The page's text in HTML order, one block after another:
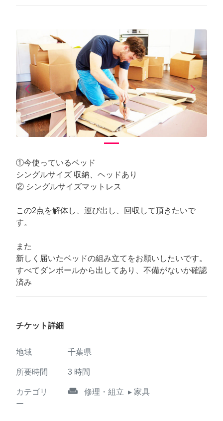
arrow_back_iosPrevious arrow_forward_iosNext
①今使っているベッド
シングルサイズ 収納、ヘッドあり
② シングルサイズマットレス
この2点を解体し、運び出し、回収して頂きたいで
す。
また
新しく届いたベッドの組み立てをお願いしたいです。
すべてダンボールから出してあり、不備がないか確認
済み
チケット詳細
地域 千葉県
所要時間 3 時間
カテゴリ
ー
weekend 修理・組立 ▸ 家具